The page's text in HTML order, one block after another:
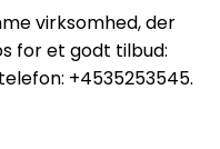
virksomhed, der
for et godt tilbud:
+4535253545.